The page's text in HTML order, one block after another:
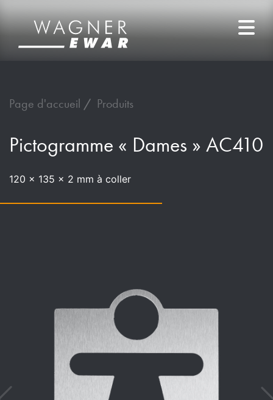
Page d'accueil Produits
Pictogramme « Dames » AC410
120 x 135 x 2 mm à coller